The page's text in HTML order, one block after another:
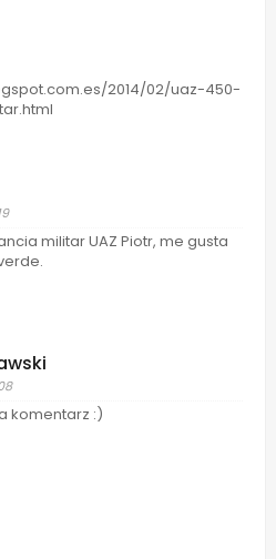
2014/02/uaz-450-
militar UAZ Piotr, me gusta
komentarz :)